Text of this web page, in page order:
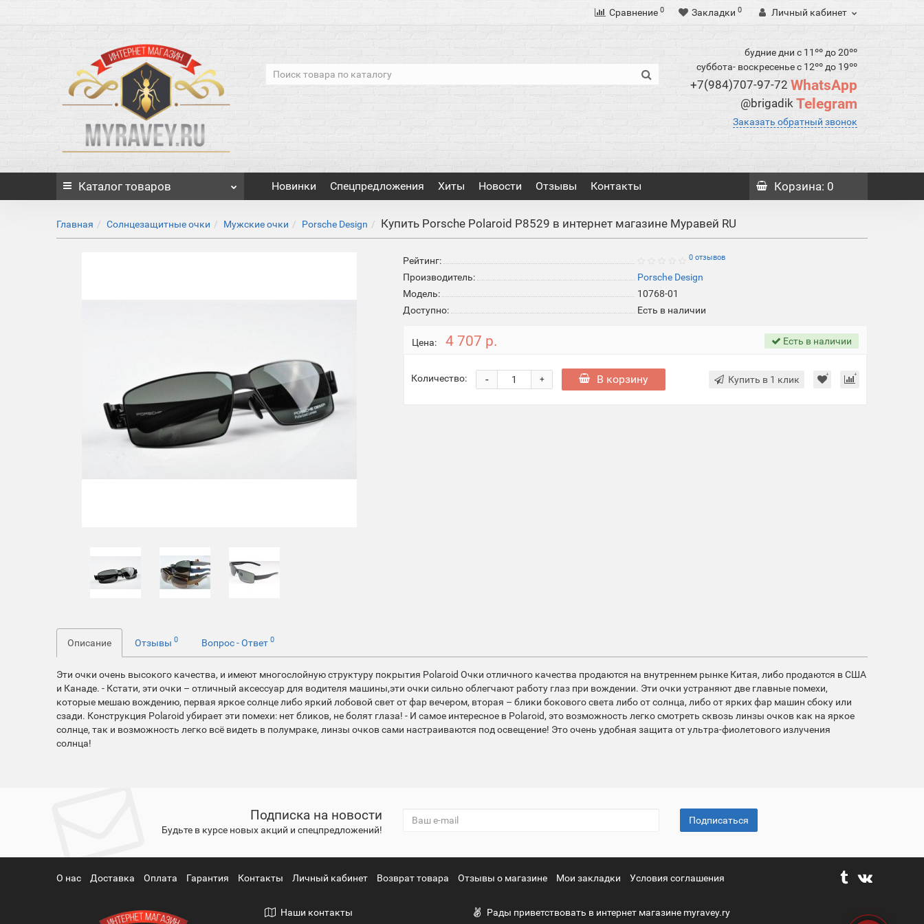
Сравнение 0 Закладки 0 Личный кабинет
будние дни с 11ºº до 20ºº
суббота- воскресенье с 12ºº до 19ºº
+7(984)707-97-72 WhatsApp
@brigadikTelegram
Заказать обратный звонок
Каталог товаров Новинки Спецпредложения Хиты Новости Отзывы Контакты Корзина: 0
Главная Солнцезащитные очки Мужские очки Porsche Design Купить Porsche Polaroid P8529 в интернет магазине Муравей RU
Рейтинг: 0 отзывов
Производитель:
Porsche Design
Модель:
10768-01
Доступно:
Есть в наличии
Цена: 4 707 р. Есть в наличии
Количество: +
- В корзину Купить в 1 клик
Описание Отзывы0 Вопрос - Ответ0
Эти очки очень высокого качества, и имеют многослойную структуру покрытия Polaroid Очки отличного качества продаются на внутреннем рынке Китая, либо продаются в США
и Канаде. - Кстати, эти очки – отличный аксессуар для водителя машины,эти очки сильно облегчают работу глаз при вождении. Эти очки устраняют две главные помехи,
которые мешаю вождению, первая яркое солнце либо яркий лобовой свет от фар вечером, вторая – блики бокового света либо от солнца, либо от ярких фар машин сбоку или
сзади. Конструкция Polaroid убирает эти помехи: нет бликов, не болят глаза! - И самое интересное в Polaroid, это возможность легко смотреть сквозь линзы очков как на яркое
солнце, так и возможность легко всё видеть в полумраке, линзы очков сами настраиваются под освещение! Это очень удобная защита от ультра-фиолетового излучения
солнца!
Подписка на новости
Будьте в курсе новых акций и спецпредложений!
Подписаться
О нас Доставка Оплата Гарантия Контакты Личный кабинет Возврат товара Отзывы о магазине Мои закладки Условия соглашения
Наши контакты Рады приветствовать в интернет магазине myravey.ry